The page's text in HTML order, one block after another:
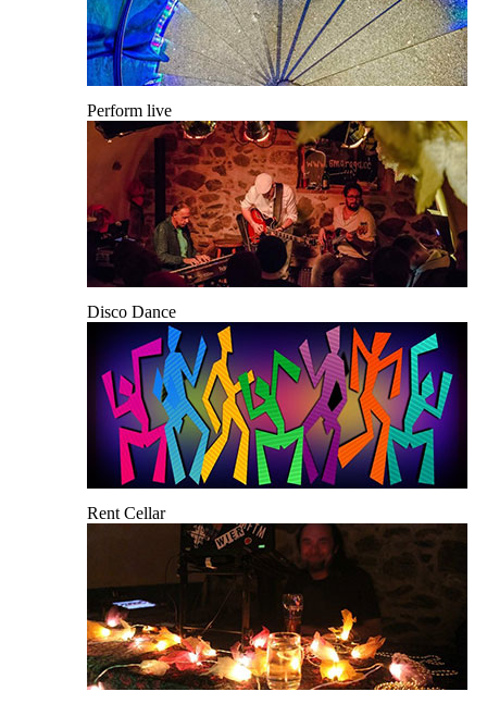
Perform live
Disco Dance
Rent Cellar